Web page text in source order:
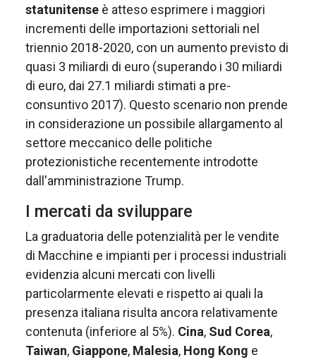
statunitense è atteso esprimere i maggiori
incrementi delle importazioni settoriali nel
triennio 2018-2020, con un aumento previsto di
quasi 3 miliardi di euro (superando i 30 miliardi
di euro, dai 27.1 miliardi stimati a pre-
consuntivo 2017). Questo scenario non prende
in considerazione un possibile allargamento al
settore meccanico delle politiche
protezionistiche recentemente introdotte
dall'amministrazione Trump.
I mercati da sviluppare
La graduatoria delle potenzialità per le vendite
di Macchine e impianti per i processi industriali
evidenzia alcuni mercati con livelli
particolarmente elevati e rispetto ai quali la
presenza italiana risulta ancora relativamente
contenuta (inferiore al 5%). Cina Sud Corea
Taiwan Giappone Malesia Hong Kong e